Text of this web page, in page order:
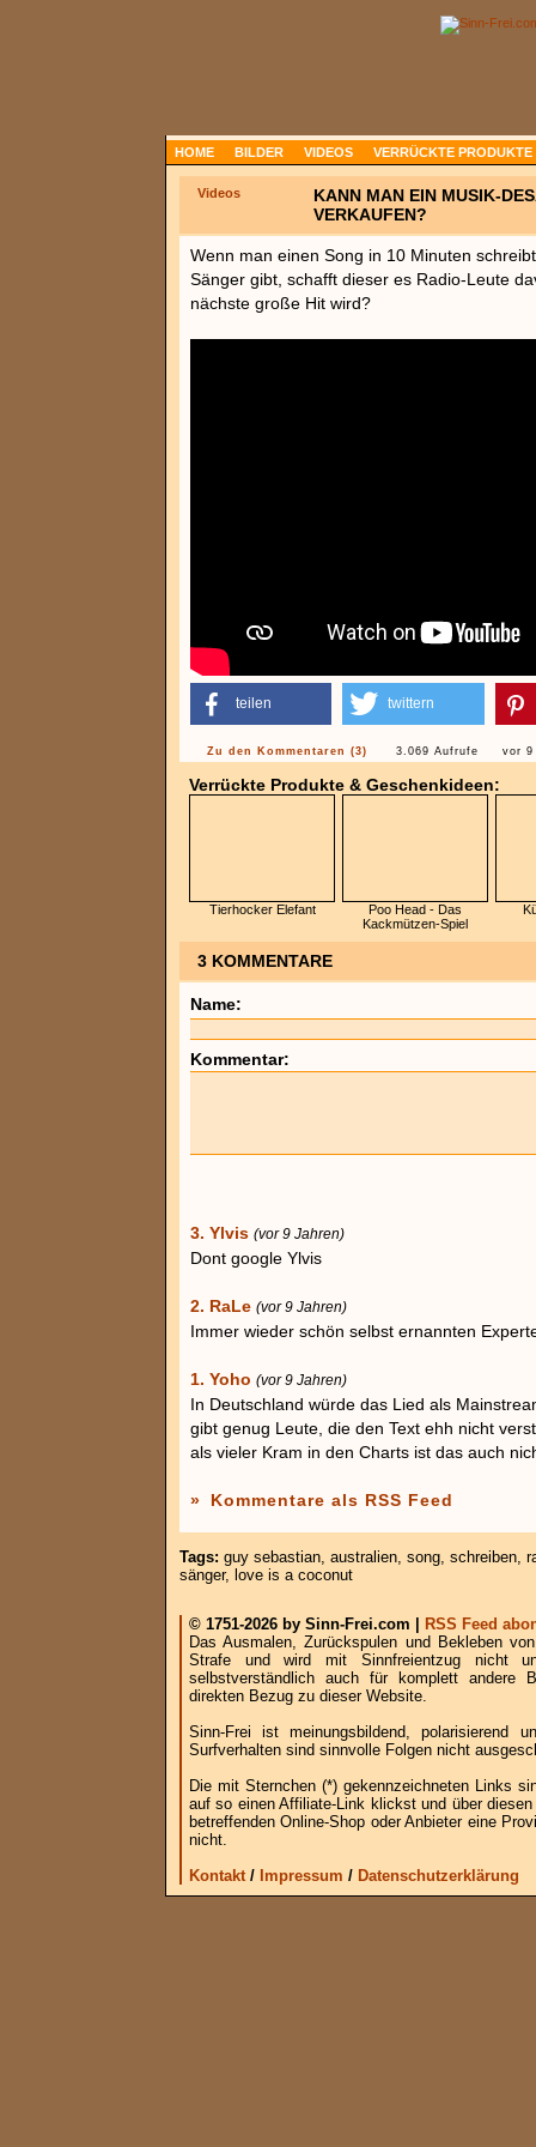
HOME BILDER VIDEOS VERRÜCKTE PRODUKTE
Videos
KANN MAN EIN MUSIK-
VERKAUFEN?
Wenn man einen Song in 10 Minuten
Sänger gibt, schafft dieser es Radio-Leute
nächste große Hit wird?
teilen twittern
Zu den Kommentaren (3) 3.069 Aufrufe vor 9
Verrückte Produkte & Geschenkideen:
Tierhocker Elefant
Poo Head - Das
Kackmützen-Spiel
3 KOMMENTARE
Name:
Kommentar:
3. Ylvis (vor 9 Jahren)
Dont google Ylvis
2. RaLe (vor 9 Jahren)
Immer wieder schön selbst ernannten
1. Yoho (vor 9 Jahren)
In Deutschland würde das Lied als
gibt genug Leute, die den Text ehh nicht
als vieler Kram in den Charts ist das auch
» Kommentare als RSS Feed
Tags: guy sebastian, australien, song, schreiben,
sänger, love is a coconut
© 1751-2026 by Sinn-Frei.com |
RSS Feed
Das Ausmalen, Zurückspulen und Bekleben
Strafe und wird mit Sinnfreientzug nicht
selbstverständlich auch für komplett andere
direkten Bezug zu dieser Website.
Sinn-Frei ist meinungsbildend, polarisierend
Surfverhalten sind sinnvolle Folgen nicht
Die mit Sternchen (*) gekennzeichneten Links
auf so einen Affiliate-Link klickst und über
betreffenden Online-Shop oder Anbieter eine
nicht.
Kontakt/ Impressum / Datenschutzerklärung